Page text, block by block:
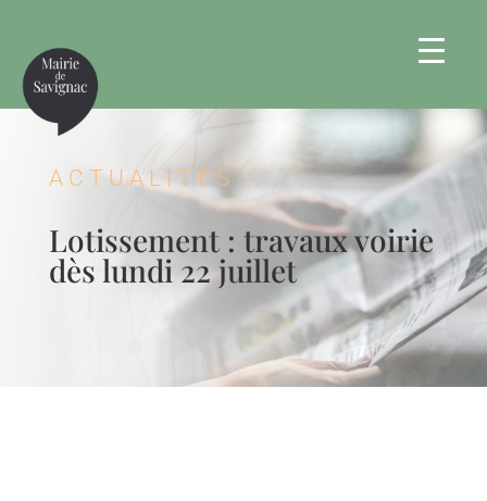
ACTUALITÉS
Lotissement : travaux voirie
dès lundi 22 juillet